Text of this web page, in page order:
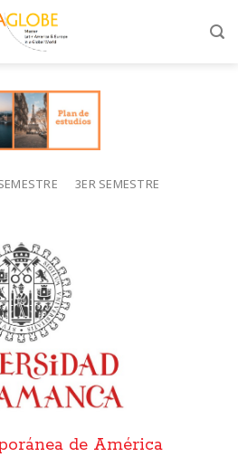
3ER SEMESTRE
de América